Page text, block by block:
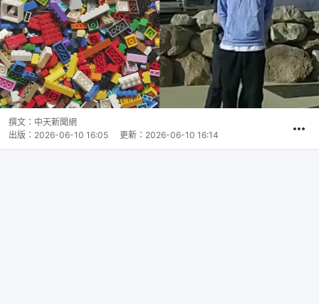
撰文： 中天新聞網
出版： 2026-06-10 16:05 更新： 2026-06-10 16:14